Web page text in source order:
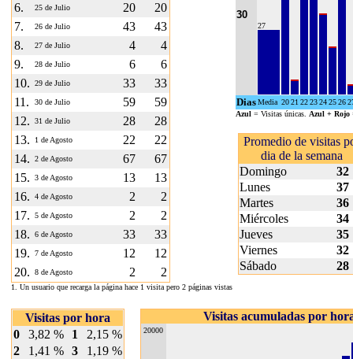
6.
25 de Julio 20
20
7.
26 de Julio 43
43
8.
27 de Julio 4
4
9.
28 de Julio 6
6
10.
29 de Julio 33
33
11.
30 de Julio 59
59
12.
31 de Julio 28
28
13.
1 de Agosto 22
22
14.
2 de Agosto 67
67
15.
3 de Agosto 13
13
16.
4 de Agosto 2
2
17.
5 de Agosto 2
2
18.
6 de Agosto 33
33
19.
7 de Agosto 12
12
20.
8 de Agosto 2 2
1. Un usuario que recarga la página hace 1 visita pero 2 páginas vistas
30
27
DiasMedia 2021 2223242526
Azul = Visitas únicas. Azul + Rojo
Promedio de visitas
dia de la semana
Domingo
32
Lunes
37
Martes
36
Miércoles
34
Jueves
35
Viernes
32
Sábado
28
Visitas por hora
0
3,82 % 1
2,15 %
2
1,41 % 3
1,19 %
Visitas acumuladas por
20000